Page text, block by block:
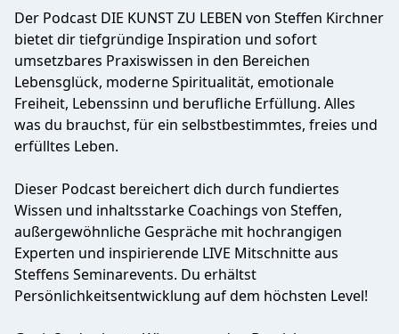
Der Podcast DIE KUNST ZU LEBEN von Steffen Kirchner
bietet dir tiefgründige Inspiration und sofort
umsetzbares Praxiswissen in den Bereichen
Lebensglück, moderne Spiritualität, emotionale
Freiheit, Lebenssinn und berufliche Erfüllung. Alles
was du brauchst, für ein selbstbestimmtes, freies und
erfülltes Leben.
Dieser Podcast bereichert dich durch fundiertes
Wissen und inhaltsstarke Coachings von Steffen,
außergewöhnliche Gespräche mit hochrangigen
Experten und inspirierende LIVE Mitschnitte aus
Steffens Seminarevents. Du erhältst
Persönlichkeitsentwicklung auf dem höchsten Level!